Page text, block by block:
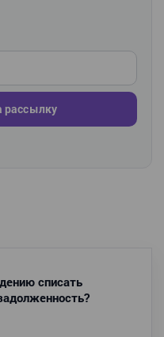
рассылку
списать